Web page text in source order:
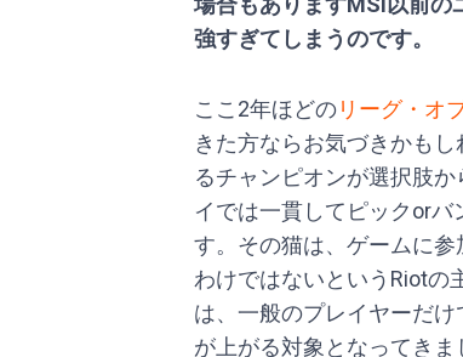
強すぎてしまうのです。
ここ2年ほどのリーグ・オ
きた方ならお気づきかも
るチャンピオンが選択肢
イでは一貫してピックor
す。その猫は、ゲームに
わけではないというRiotの
は、一般のプレイヤーだ
が上がる対象となってき